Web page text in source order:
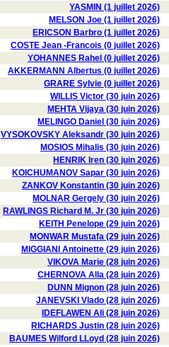
YASMIN (1 juillet 2026)
MELSON Joe (1 juillet 2026)
ERICSON Barbro (1 juillet 2026)
COSTE Jean -Francois (0 juillet 2026)
YOHANNES Rahel (0 juillet 2026)
AKKERMANN Albertus (0 juillet 2026)
GRARE Sylvie (0 juillet 2026)
WILLIS Victor (30 juin 2026)
MEHTA Vijaya (30 juin 2026)
MELINGO Daniel (30 juin 2026)
VYSOKOVSKY Aleksandr (30 juin 2026)
MOSIOS Mihalis (30 juin 2026)
HENRIK Iren (30 juin 2026)
KOICHUMANOV Sapar (30 juin 2026)
ZANKOV Konstantin (30 juin 2026)
MOLNAR Gergely (30 juin 2026)
RAWLINGS Richard M. Jr (30 juin 2026)
KEITH Penelope (29 juin 2026)
MONWAR Mustafa (29 juin 2026)
MIGGIANI Antoinette (29 juin 2026)
VIKOVA Marie (28 juin 2026)
CHERNOVA Alla (28 juin 2026)
DUNN Mignon (28 juin 2026)
JANEVSKI Vlado (28 juin 2026)
IDEFLAWEN Ali (28 juin 2026)
RICHARDS Justin (28 juin 2026)
BAUMES Wilford LLoyd (28 juin 2026)